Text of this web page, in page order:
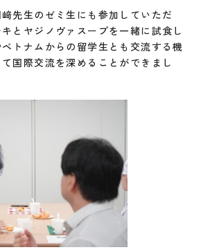
先生のゼミ生にも参加していただ
とヤジノヴァスープを一緒に試食し
トナムからの留学生とも交流する機
国際交流を深めることができまし